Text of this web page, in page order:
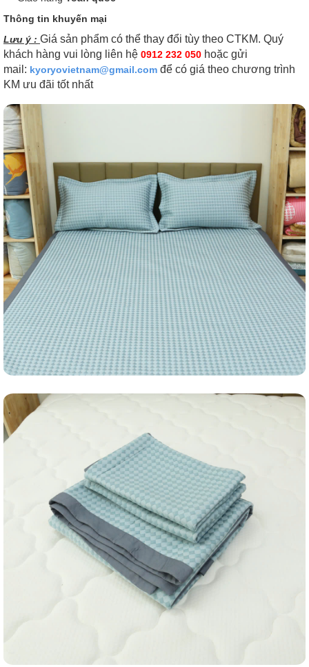
Thông tin khuyến mại
Lưu ý : Giá sản phẩm có thể thay đổi tùy theo CTKM. Quý
khách hàng vui lòng liên hệ 0912 232 050 hoặc gửi
mail: kyoryovietnam@gmail.com để có giá theo chương trình
KM ưu đãi tốt nhất